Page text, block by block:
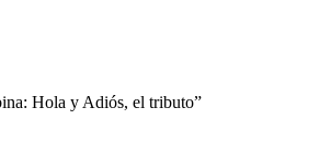
Hola y Adiós, el tributo”